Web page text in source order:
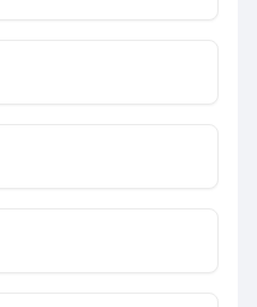
هل يمكنني جمع